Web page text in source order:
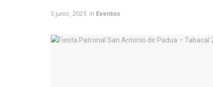
3 junio, 2025 in Eventos